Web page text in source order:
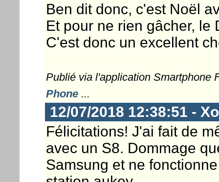
Ben dit donc, c'est Noël
Et pour ne rien gâcher, le
C'est donc un excellent
Publié via l'application Smartphone
Phone...
12/07/2018 12:38:51 -
Félicitations! J'ai fait de
avec un S8. Dommage
Samsung et ne